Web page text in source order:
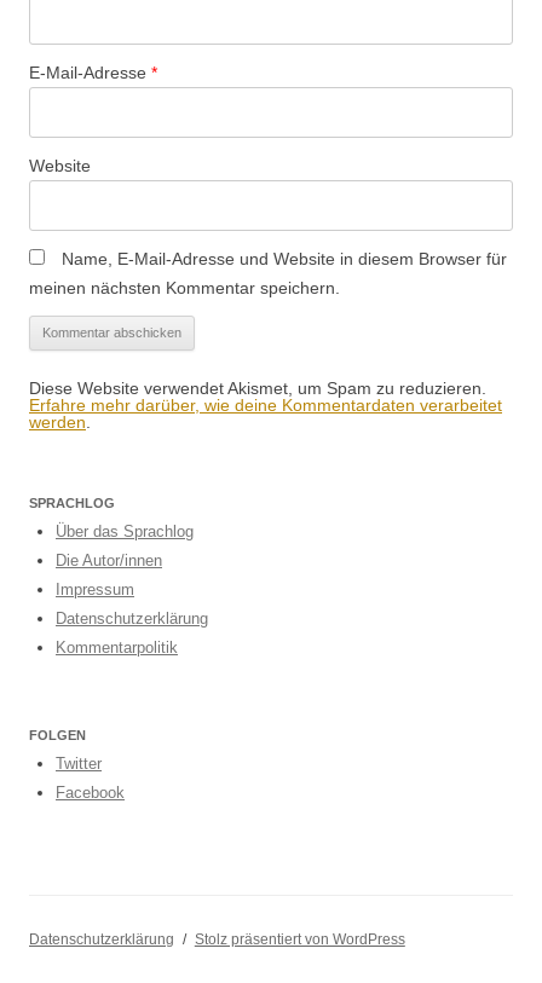
E-Mail-Adresse *
Website
Name, E-Mail-Adresse und Website in diesem Browser für
meinen nächsten Kommentar speichern.
Diese Website verwendet Akismet, um Spam zu reduzieren.
Erfahre mehr darüber, wie deine Kommentardaten verarbeitet
werden
SPRACHLOG
Über das Sprachlog
Die Autor/innen
Impressum
Datenschutzerklärung
Kommentarpolitik
FOLGEN
Twitter
Facebook
Datenschutzerklärung Stolz präsentiert von WordPress